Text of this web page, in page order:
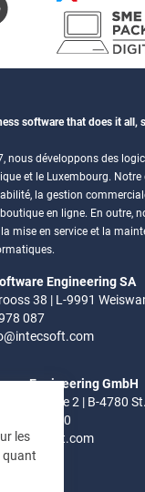
les
quant
software that does it all,
nous développons des
et le Luxembourg.
la gestion
en ligne. En outre,
mise en service et la
Engineering SA
38 | L-9991
087
Engineering GmbH
Strasse 2 | B-4780
280 080